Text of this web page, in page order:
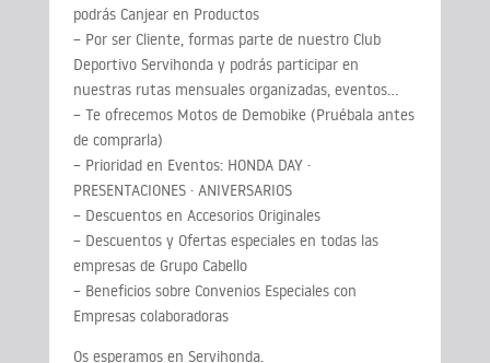
podrás Canjear en Productos
– Por ser Cliente, formas parte de nuestro Club
Deportivo Servihonda y podrás participar en
nuestras rutas mensuales organizadas, eventos…
– Te ofrecemos Motos de Demobike (Pruébala antes
de comprarla)
– Prioridad en Eventos: HONDA DAY ·
PRESENTACIONES · ANIVERSARIOS
– Descuentos en Accesorios Originales
– Descuentos y Ofertas especiales en todas las
empresas de Grupo Cabello
– Beneficios sobre Convenios Especiales con
Empresas colaboradoras
Os esperamos en Servihonda.